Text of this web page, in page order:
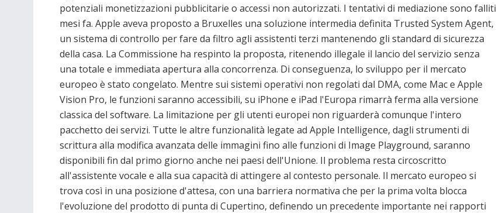
potenziali monetizzazioni pubblicitarie o accessi non autorizzati. I tentativi di mediazione sono falliti
mesi fa. Apple aveva proposto a Bruxelles una soluzione intermedia definita Trusted System Agent,
un sistema di controllo per fare da filtro agli assistenti terzi mantenendo gli standard di sicurezza
della casa. La Commissione ha respinto la proposta, ritenendo illegale il lancio del servizio senza
una totale e immediata apertura alla concorrenza. Di conseguenza, lo sviluppo per il mercato
europeo è stato congelato. Mentre sui sistemi operativi non regolati dal DMA, come Mac e Apple
Vision Pro, le funzioni saranno accessibili, su iPhone e iPad l'Europa rimarrà ferma alla versione
classica del software. La limitazione per gli utenti europei non riguarderà comunque l'intero
pacchetto dei servizi. Tutte le altre funzionalità legate ad Apple Intelligence, dagli strumenti di
scrittura alla modifica avanzata delle immagini fino alle funzioni di Image Playground, saranno
disponibili fin dal primo giorno anche nei paesi dell'Unione. Il problema resta circoscritto
all'assistente vocale e alla sua capacità di attingere al contesto personale. Il mercato europeo si
trova così in una posizione d'attesa, con una barriera normativa che per la prima volta blocca
l'evoluzione del prodotto di punta di Cupertino, definendo un precedente importante nei rapporti